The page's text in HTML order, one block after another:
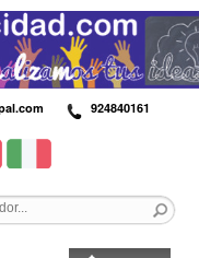
924840161